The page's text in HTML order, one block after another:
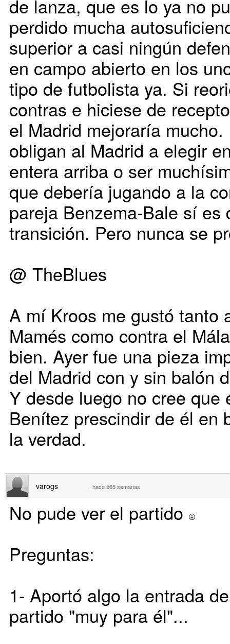
de lanza, que es lo ya no
perdido mucha
superior a casi ningún
en campo abierto en los
tipo de futbolista ya. Si
contras e hiciese de
el Madrid mejoraría
obligan al Madrid a elegir
entera arriba o ser
que debería jugando a la
pareja Benzema-Bale sí es
transición. Pero nunca se
@ TheBlues
A mí Kroos me gustó tanto
Mamés como contra el
bien. Ayer fue una pieza
del Madrid con y sin balón
Y desde luego no cree que
Benítez prescindir de él en
la verdad.
varogs · hace 565 semanas
No pude ver el partido
Preguntas:
1- Aportó algo la entrada
partido "muy para él"...